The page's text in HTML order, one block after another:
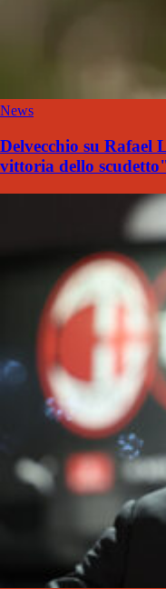
News
Delvecchio su
vittoria dello